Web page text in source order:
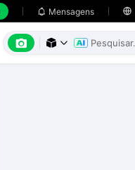
 Mensagens 
  